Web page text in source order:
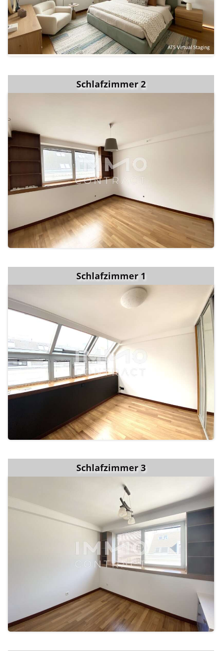
Schlafzimmer 2
Schlafzimmer 1
Schlafzimmer 3